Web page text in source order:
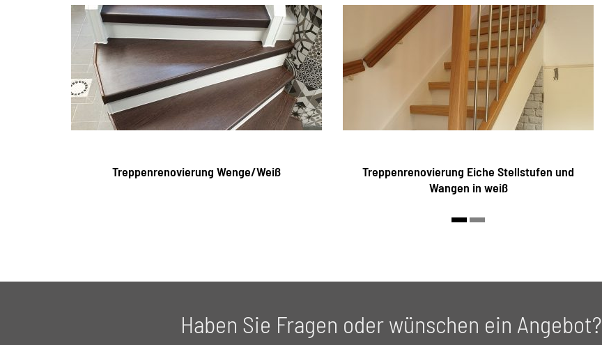
Treppenrenovierung Wenge/Weiß
Treppenrenovierung Eiche Stellstufen und
Wangen in weiß
Haben Sie Fragen oder wünschen ein Angebot?